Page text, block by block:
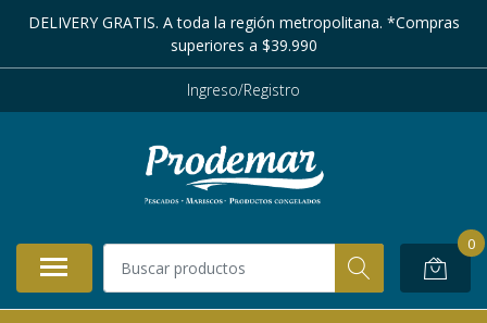
DELIVERY GRATIS. A toda la región metropolitana. *Compras
superiores a $39.990
Ingreso/Registro
0